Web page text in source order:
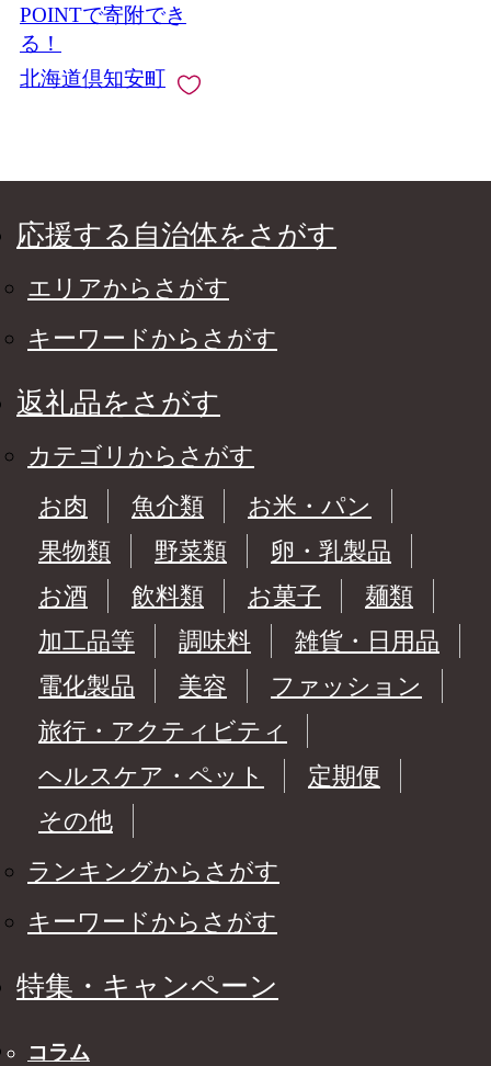
必需品 備蓄 ペーパー
紙 北海道 倶知安町 日
用品
POINTで寄附でき
る！
北海道倶知安町
応援する自治体をさがす
エリアからさがす
キーワードからさがす
返礼品をさがす
カテゴリからさがす
お肉
魚介類
お米・パン
果物類
野菜類
卵・乳製品
お酒
飲料類 お菓子
麺類
加工品等
調味料
雑貨・日用品
電化製品
美容
ファッション
旅行・アクティビティ
ヘルスケア・ペット
定期便
その他
ランキングからさがす
キーワードからさがす
特集・キャンペーン
コラム